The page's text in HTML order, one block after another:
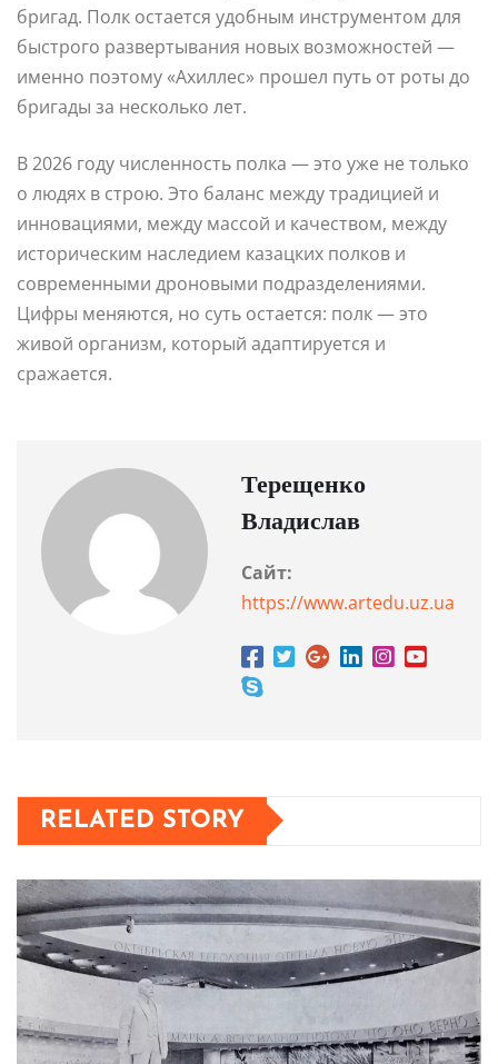
бригад. Полк остается удобным инструментом для
быстрого развертывания новых возможностей —
именно поэтому «Ахиллес» прошел путь от роты до
бригады за несколько лет.
В 2026 году численность полка — это уже не только
о людях в строю. Это баланс между традицией и
инновациями, между массой и качеством, между
историческим наследием казацких полков и
современными дроновыми подразделениями.
Цифры меняются, но суть остается: полк — это
живой организм, который адаптируется и
сражается.
Терещенко
Владислав
Сайт:
https://www.artedu.uz.ua
RELATED STORY